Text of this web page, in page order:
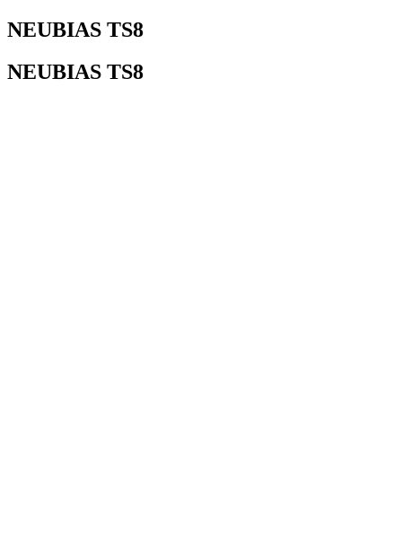
NEUBIAS TS8
NEUBIAS TS8